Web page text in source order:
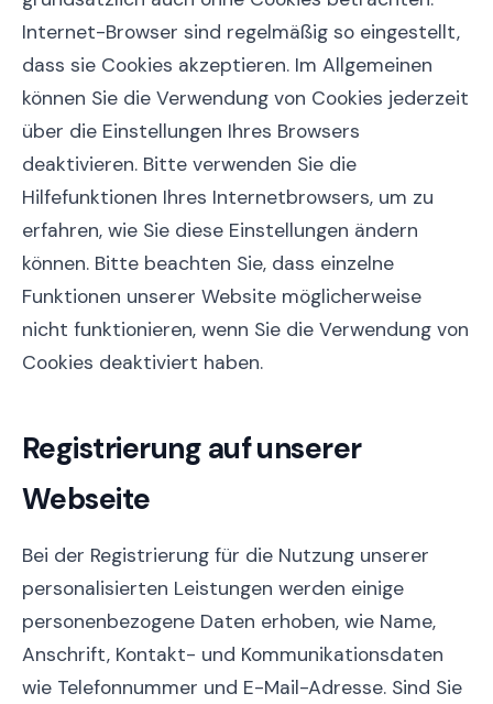
Internet-Browser sind regelmäßig so eingestellt,
dass sie Cookies akzeptieren. Im Allgemeinen
können Sie die Verwendung von Cookies jederzeit
über die Einstellungen Ihres Browsers
deaktivieren. Bitte verwenden Sie die
Hilfefunktionen Ihres Internetbrowsers, um zu
erfahren, wie Sie diese Einstellungen ändern
können. Bitte beachten Sie, dass einzelne
Funktionen unserer Website möglicherweise
nicht funktionieren, wenn Sie die Verwendung von
Cookies deaktiviert haben.
Registrierung auf unserer
Webseite
Bei der Registrierung für die Nutzung unserer
personalisierten Leistungen werden einige
personenbezogene Daten erhoben, wie Name,
Anschrift, Kontakt- und Kommunikationsdaten
wie Telefonnummer und E-Mail-Adresse. Sind Sie